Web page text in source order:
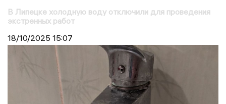
В Липецке холодную воду отключили для проведения
экстренных работ
18/10/2025 15:07